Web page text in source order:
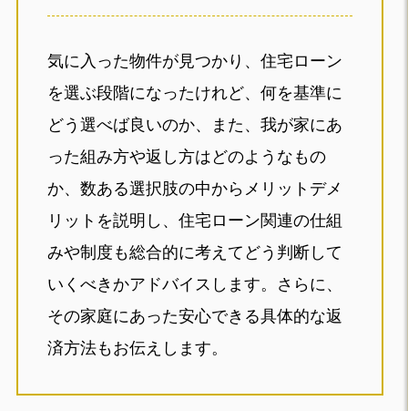
気に入った物件が見つかり、住宅ローン
を選ぶ段階になったけれど、何を基準に
どう選べば良いのか、また、我が家にあ
った組み方や返し方はどのようなもの
か、数ある選択肢の中からメリットデメ
リットを説明し、住宅ローン関連の仕組
みや制度も総合的に考えてどう判断して
いくべきかアドバイスします。さらに、
その家庭にあった安心できる具体的な返
済方法もお伝えします。